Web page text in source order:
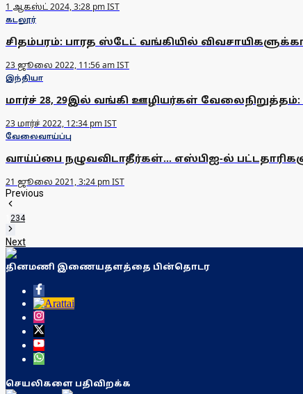
1 ஆகஸ்ட் 2024, 3:28 pm IST
கடலூர்
சிதம்பரம்: பாரத ஸ்டேட் வங்கியில்
23 ஜூலை 2022, 11:56 am IST
இந்தியா
மார்ச் 28, 29இல் வங்கி ஊழியர்கள்
23 மார்ச் 2022, 12:34 pm IST
வேலைவாய்ப்பு
வாய்ப்பை நழுவவிடாதீர்கள்... எஸ்பிஐ-ல்
21 ஜூலை 2021, 3:24 pm IST
Previous
234
Next
தினமணி இணையதளத்தை பின்தொடர
செயலிகளை பதிவிறக்க